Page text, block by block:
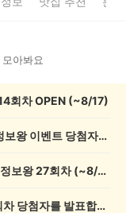
아봐요
회차 OPEN (~8/17)
💰[당첨자 발표] 26회차 우리 동네 정보왕 이벤트 당첨자를 발표합니다!
💸 전원 2,000캐시 지급! 우리 동네 정보왕 27회차 (~8/10)
💰[당첨자 발표] 우리 동네 썰전 12회차 당첨자를 발표합니다!